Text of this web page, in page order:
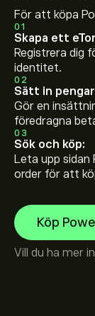
För att köpa
01
Skapa ett
Registrera dig
identitet.
02
Sätt in
Gör en
föredragna
03
Sök och köp:
Leta upp sidan
order för att
Köp
Vill du ha mer